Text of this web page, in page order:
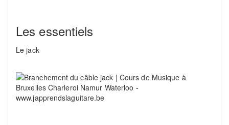
Les essentiels
Le jack